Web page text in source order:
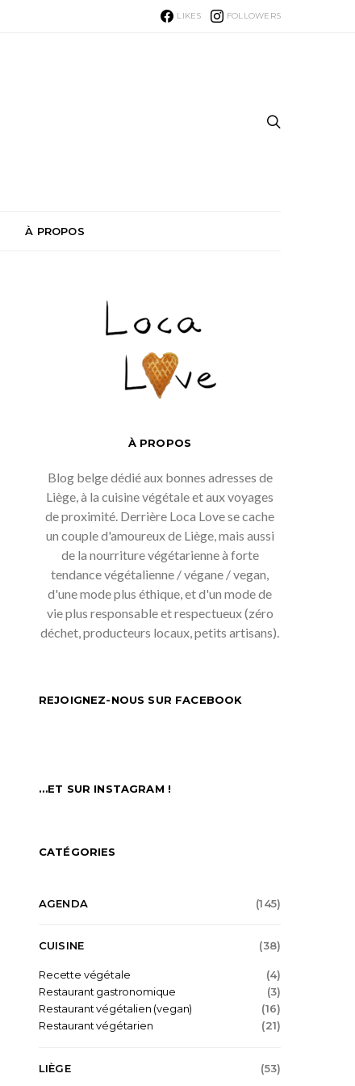
LIKES FOLLOWERS
À PROPOS
À PROPOS
Blog belge dédié aux bonnes adresses de
Liège, à la cuisine végétale et aux voyages
de proximité. Derrière Loca Love se cache
un couple d'amoureux de Liège, mais aussi
de la nourriture végétarienne à forte
tendance végétalienne / végane / vegan,
d'une mode plus éthique, et d'un mode de
vie plus responsable et respectueux (zéro
déchet, producteurs locaux, petits artisans).
REJOIGNEZ-NOUS SUR FACEBOOK
…ET SUR INSTAGRAM !
CATÉGORIES
AGENDA (145)
CUISINE (38)
Recette végétale
(4)
Restaurant gastronomique
(3)
Restaurant végétalien (vegan)
(16)
Restaurant végétarien
(21)
LIÈGE (53)